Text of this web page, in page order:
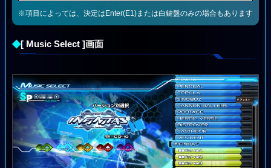
※項目によっては、決定はEnter(E1)または白鍵盤のみの場合もあります
◆[ Music Select ]画面